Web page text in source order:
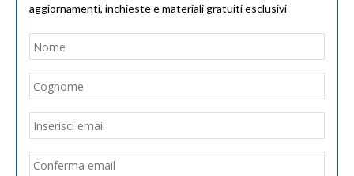
aggiornamenti, inchieste e materiali gratuiti esclusivi
Nome
Email